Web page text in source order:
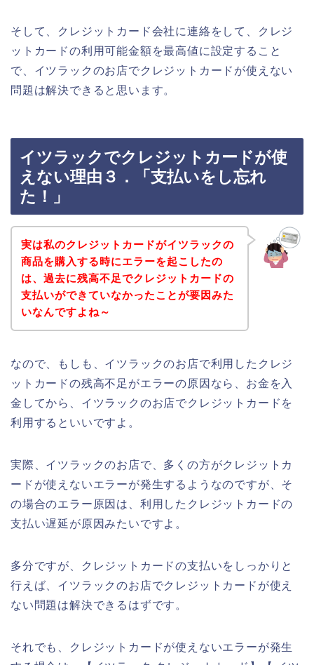
そして、クレジットカード会社に連絡をして、クレジ
ットカードの利用可能金額を最高値に設定すること
で、イツラックのお店でクレジットカードが使えない
問題は解決できると思います。
イツラックでクレジットカードが使
えない理由３．「支払いをし忘れ
た！」
実は私のクレジットカードがイツラックの
商品を購入する時にエラーを起こしたの
は、過去に残高不足でクレジットカードの
支払いができていなかったことが要因みた
いなんですよね～
なので、もしも、イツラックのお店で利用したクレジ
ットカードの残高不足がエラーの原因なら、お金を入
金してから、イツラックのお店でクレジットカードを
利用するといいですよ。
実際、イツラックのお店で、多くの方がクレジットカ
ードが使えないエラーが発生するようなのですが、そ
の場合のエラー原因は、利用したクレジットカードの
支払い遅延が原因みたいですよ。
多分ですが、クレジットカードの支払いをしっかりと
行えば、イツラックのお店でクレジットカードが使え
ない問題は解決できるはずです。
それでも、クレジットカードが使えないエラーが発生